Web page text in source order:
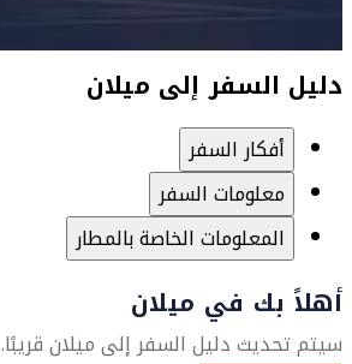
دليل السفر إلى ميلان
أفكار السفر
معلومات السفر
المعلومات الخاصة بالمطار
أهلاً بك في ميلان
سيتم تحديث دليل السفر إلى ميلان قريبًا.